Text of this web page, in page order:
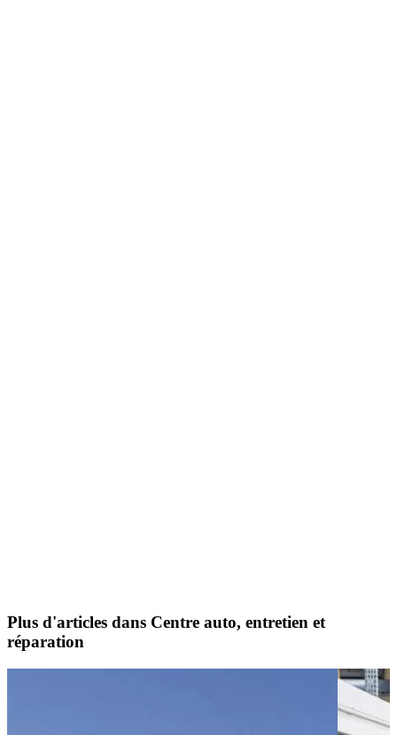
Plus d'articles dans Centre auto, entretien et
réparation